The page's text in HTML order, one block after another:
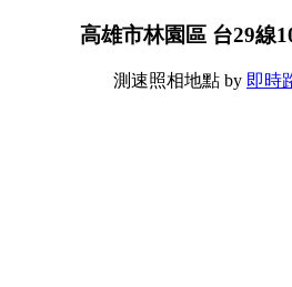
高雄市林園區 台29線
測速照相地點 by 即時